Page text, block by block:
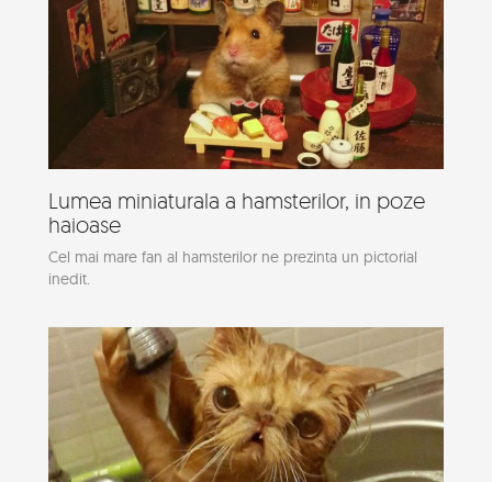
Lumea miniaturala a hamsterilor, in poze
haioase
Cel mai mare fan al hamsterilor ne prezinta un pictorial
inedit.